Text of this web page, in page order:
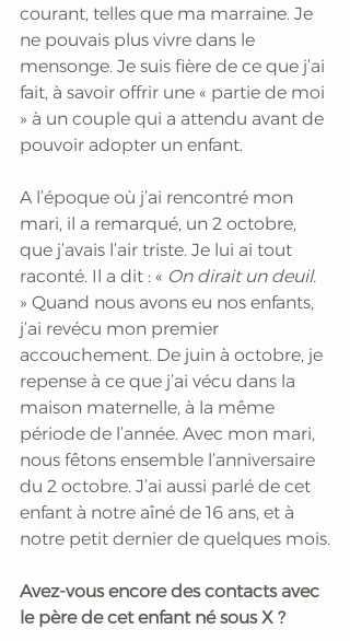
courant, telles que ma marraine. Je
ne pouvais plus vivre dans le
mensonge. Je suis fière de ce que j’ai
fait, à savoir offrir une « partie de moi
» à un couple qui a attendu avant de
pouvoir adopter un enfant.
A l’époque où j’ai rencontré mon
mari, il a remarqué, un 2 octobre,
que j’avais l’air triste. Je lui ai tout
raconté. Il a dit : « On dirait un deuil.
» Quand nous avons eu nos enfants,
j’ai revécu mon premier
accouchement. De juin à octobre, je
repense à ce que j’ai vécu dans la
maison maternelle, à la même
période de l’année. Avec mon mari,
nous fêtons ensemble l’anniversaire
du 2 octobre. J’ai aussi parlé de cet
enfant à notre aîné de 16 ans, et à
notre petit dernier de quelques mois.
Avez-vous encore des contacts avec
le père de cet enfant né sous X ?